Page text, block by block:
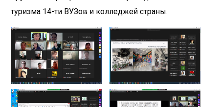
туризма 14-ти ВУЗов и колледжей страны.